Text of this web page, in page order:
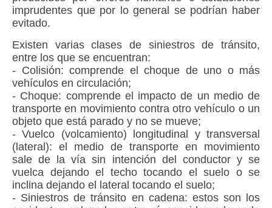
imprudentes que por lo general se podrían haber
evitado.
Existen varias clases de siniestros de tránsito,
entre los que se encuentran:
- Colisión: comprende el choque de uno o más
vehículos en circulación;
- Choque: comprende el impacto de un medio de
transporte en movimiento contra otro vehículo o un
objeto que está parado y no se mueve;
- Vuelco (volcamiento) longitudinal y transversal
(lateral): el medio de transporte en movimiento
sale de la vía sin intención del conductor y se
vuelca dejando el techo tocando el suelo o se
inclina dejando el lateral tocando el suelo;
- Siniestros de tránsito en cadena: estos son los